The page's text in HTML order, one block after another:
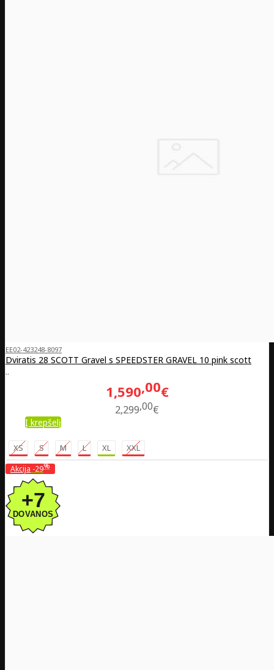
EE02-423248-8097
Dviratis 28 SCOTT Gravel s SPEEDSTER GRAVEL 10 pink scott
..
1,590 00€
2,299 00€
Į krepšelį
XS S M L XL XXL
Akcija -29%